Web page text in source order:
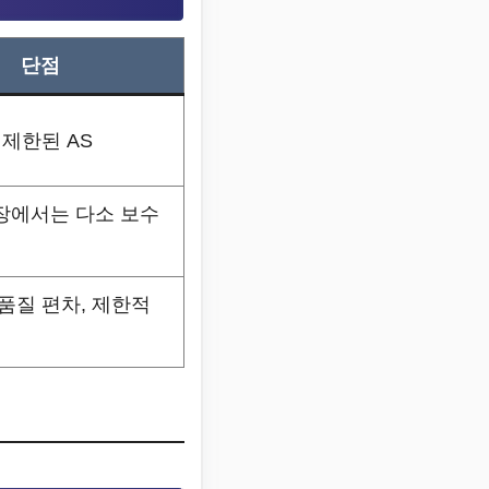
단점
한된 AS
에서는 다소 보수
질 편차, 제한적